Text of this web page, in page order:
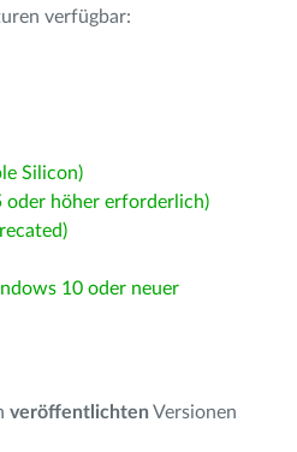
verfügbar:
Silicon)
oder höher erforderlich)
10 oder neuer
veröffentlichten Versionen